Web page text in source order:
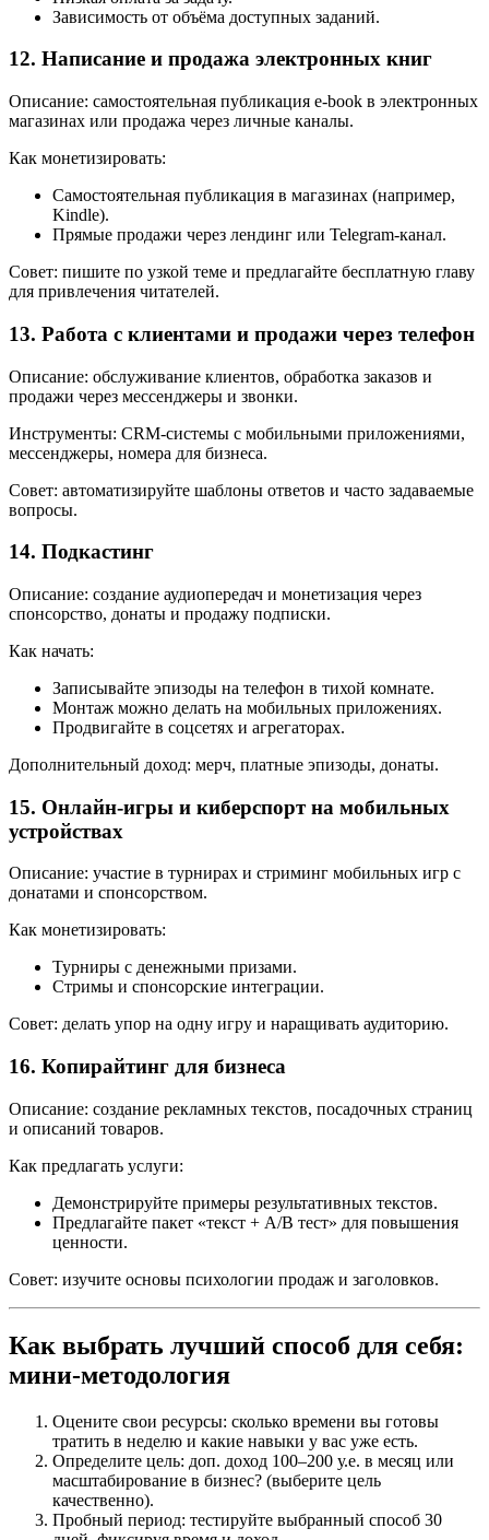
Зависимость от объёма доступных заданий.
12. Написание и продажа электронных книг
Описание: самостоятельная публикация e‑book в электронных
магазинах или продажа через личные каналы.
Как монетизировать:
Самостоятельная публикация в магазинах (например,
Kindle).
Прямые продажи через лендинг или Telegram-канал.
Совет: пишите по узкой теме и предлагайте бесплатную главу
для привлечения читателей.
13. Работа с клиентами и продажи через телефон
Описание: обслуживание клиентов, обработка заказов и
продажи через мессенджеры и звонки.
Инструменты: CRM-системы с мобильными приложениями,
мессенджеры, номера для бизнеса.
Совет: автоматизируйте шаблоны ответов и часто задаваемые
вопросы.
14. Подкастинг
Описание: создание аудиопередач и монетизация через
спонсорство, донаты и продажу подписки.
Как начать:
Записывайте эпизоды на телефон в тихой комнате.
Монтаж можно делать на мобильных приложениях.
Продвигайте в соцсетях и агрегаторах.
Дополнительный доход: мерч, платные эпизоды, донаты.
15. Онлайн-игры и киберспорт на мобильных
устройствах
Описание: участие в турнирах и стриминг мобильных игр с
донатами и спонсорством.
Как монетизировать:
Турниры с денежными призами.
Стримы и спонсорские интеграции.
Совет: делать упор на одну игру и наращивать аудиторию.
16. Копирайтинг для бизнеса
Описание: создание рекламных текстов, посадочных страниц
и описаний товаров.
Как предлагать услуги:
Демонстрируйте примеры результативных текстов.
Предлагайте пакет «текст + A/B тест» для повышения
ценности.
Совет: изучите основы психологии продаж и заголовков.
Как выбрать лучший способ для себя:
мини‑методология
Оцените свои ресурсы: сколько времени вы готовы
тратить в неделю и какие навыки у вас уже есть.
Определите цель: доп. доход 100–200 у.е. в месяц или
масштабирование в бизнес? (выберите цель
качественно).
Пробный период: тестируйте выбранный способ 30